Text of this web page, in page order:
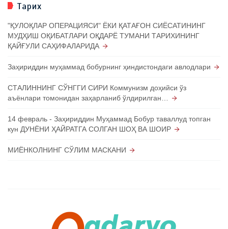
Тарих
"ҚУЛОҚЛАР ОПЕРАЦИЯСИ" ЁКИ ҚАТАҒОН СИЁСАТИНИНГ
МУДҲИШ ОҚИБАТЛАРИ ОҚДАРЁ ТУМАНИ ТАРИХИНИНГ
ҚАЙҒУЛИ САҲИФАЛАРИДА
Заҳириддин муҳаммад бобурнинг ҳиндистондаги авлодлари
СТАЛИННИНГ СЎНГГИ СИРИ Коммунизм доҳийси ўз
аъёнлари томонидан заҳарланиб ўлдирилган…
14 февраль - Заҳириддин Муҳаммад Бобур таваллуд топган
кун ДУНЁНИ ҲАЙРАТГА СОЛГАН ШОҲ ВА ШОИР
МИЁНКОЛНИНГ СЎЛИМ МАСКАНИ